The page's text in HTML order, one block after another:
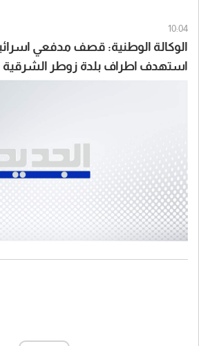
10:04
الوكالة الوطنية: قصف مدفعي
استهدف اطراف بلدة زوطر